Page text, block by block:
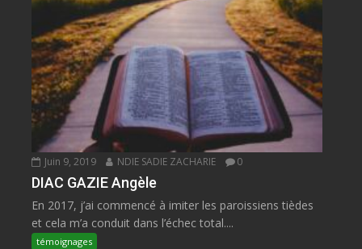
Juin 9, 2019 NDIE SADIE ZACHARIE 0
DIAC GAZIE Angèle
En 2017, j’ai commencé à imiter les paroissiens tièdes
et cela m’a conduit dans l’échec total....
témoignages